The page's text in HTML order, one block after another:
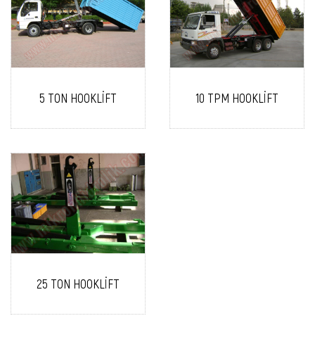
5 TON HOOKLİFT 10 TPM HOOKLİFT
25 TON HOOKLİFT